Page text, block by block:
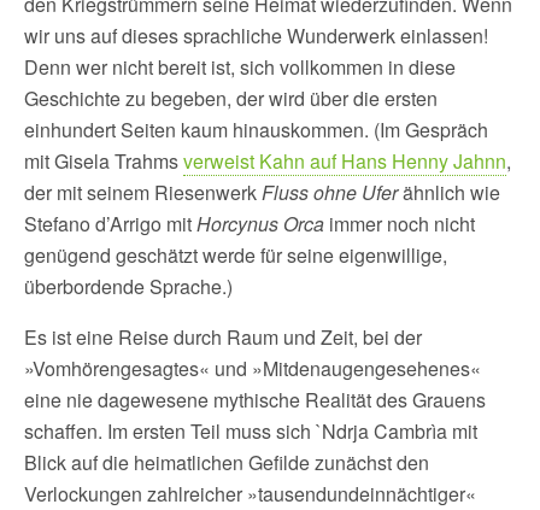
wir uns auf dieses sprachliche Wunderwerk einlassen!
Denn wer nicht bereit ist, sich vollkommen in diese
Geschichte zu begeben, der wird über die ersten
einhundert Seiten kaum hinauskommen. (Im Gespräch
mit Gisela Trahmsverweist Kahn auf Hans Henny Jahnn,
der mit seinem RiesenwerkFluss ohne Uferähnlich wie
Stefano d’Arrigo mitHorcynus Orca immer noch nicht
genügend geschätzt werde für seine eigenwillige,
überbordende Sprache.)
Es ist eine Reise durch Raum und Zeit, bei der
»Vomhörengesagtes« und »Mitdenaugengesehenes«
eine nie dagewesene mythische Realität des Grauens
schaffen. Im ersten Teil muss sich `Ndrja Cambrìa mit
Blick auf die heimatlichen Gefilde zunächst den
Verlockungen zahlreicher »tausendundeinnächtiger«